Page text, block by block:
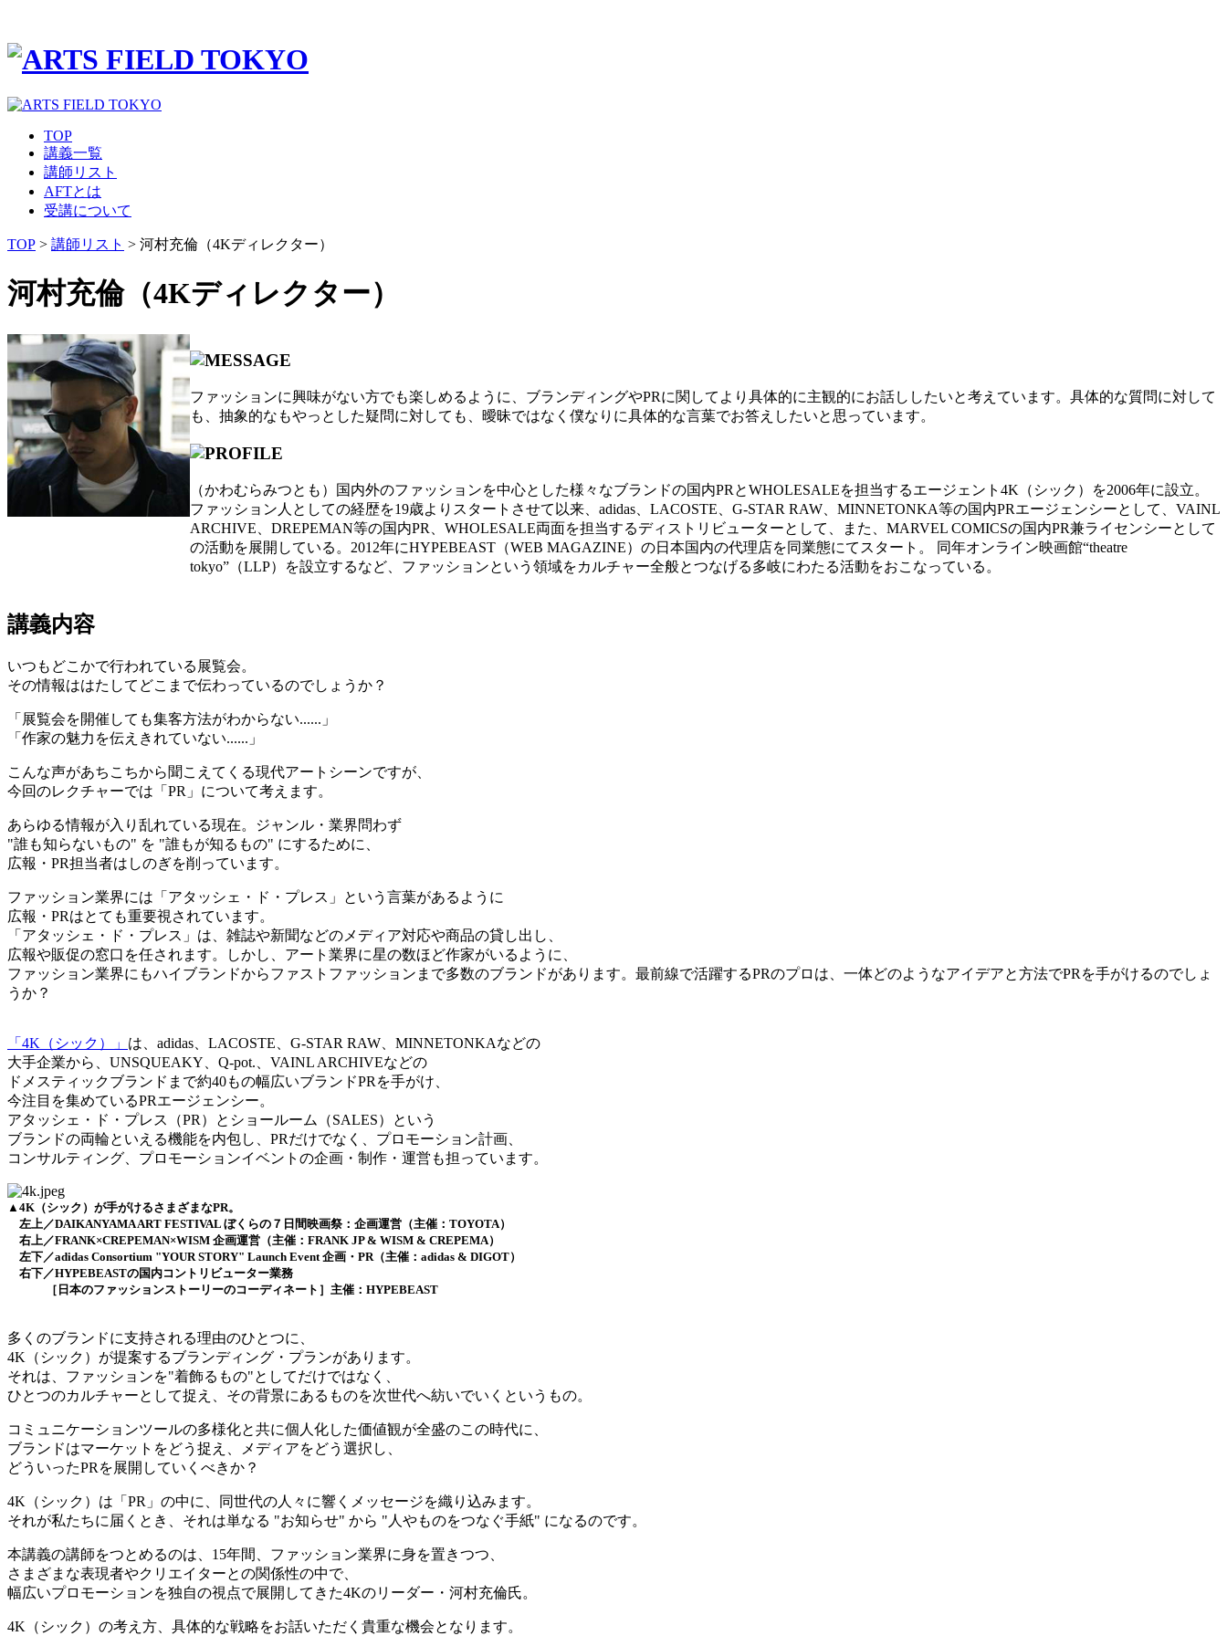
TOP
講義一覧
講師リスト
AFTとは
受講について
TOP > 講師リスト > 河村充倫（4Kディレクター）
河村充倫（4Kディレクター）
ファッションに興味がない方でも楽しめるように、ブランディングやPRに関してより具体的に主観的にお話ししたいと考えています。具体的な質問に対して
も、抽象的なもやっとした疑問に対しても、曖昧ではなく僕なりに具体的な言葉でお答えしたいと思っています。
（かわむらみつとも）国内外のファッションを中心とした様々なブランドの国内PRとWHOLESALEを担当するエージェント4K（シック）を2006年に設立。
ファッション人としての経歴を19歳よりスタートさせて以来、adidas、LACOSTE、G-STAR RAW、MINNETONKA等の国内PRエージェンシーとして、VAINL
ARCHIVE、DREPEMAN等の国内PR、WHOLESALE両面を担当するディストリビューターとして、また、MARVEL COMICSの国内PR兼ライセンシーとして
の活動を展開している。2012年にHYPEBEAST（WEB MAGAZINE）の日本国内の代理店を同業態にてスタート。 同年オンライン映画館“theatre
tokyo”（LLP）を設立するなど、ファッションという領域をカルチャー全般とつなげる多岐にわたる活動をおこなっている。
講義内容
いつもどこかで行われている展覧会。
その情報ははたしてどこまで伝わっているのでしょうか？
「展覧会を開催しても集客方法がわからない......」
「作家の魅力を伝えきれていない......」
こんな声があちこちから聞こえてくる現代アートシーンですが、
今回のレクチャーでは「PR」について考えます。
あらゆる情報が入り乱れている現在。ジャンル・業界問わず
"誰も知らないもの" を "誰もが知るもの" にするために、
広報・PR担当者はしのぎを削っています。
ファッション業界には「アタッシェ・ド・プレス」という言葉があるように
広報・PRはとても重要視されています。
「アタッシェ・ド・プレス」は、雑誌や新聞などのメディア対応や商品の貸し出し、
広報や販促の窓口を任されます。しかし、アート業界に星の数ほど作家がいるように、
ファッション業界にもハイブランドからファストファッションまで多数のブランドがあります。最前線で活躍するPRのプロは、一体どのようなアイデアと方法でPRを手がけるのでしょ
うか？
「4K（シック）」 は、adidas、LACOSTE、G-STAR RAW、MINNETONKAなどの
大手企業から、UNSQUEAKY、Q-pot.、VAINL ARCHIVEなどの
ドメスティックブランドまで約40もの幅広いブランドPRを手がけ、
今注目を集めているPRエージェンシー。
アタッシェ・ド・プレス（PR）とショールーム（SALES）という
ブランドの両輪といえる機能を内包し、PRだけでなく、プロモーション計画、
コンサルティング、プロモーションイベントの企画・制作・運営も担っています。
▲4K（シック）が手がけるさまざまなPR。
左上／DAIKANYAMA ART FESTIVAL ぼくらの７日間映画祭：企画運営（主催：TOYOTA）
右上／FRANK×CREPEMAN×WISM 企画運営（主催：FRANK JP & WISM & CREPEMA）
左下／adidas Consortium "YOUR STORY" Launch Event 企画・PR（主催：adidas & DIGOT）
右下／HYPEBEASTの国内コントリビューター業務
［日本のファッションストーリーのコーディネート］主催：HYPEBEAST
多くのブランドに支持される理由のひとつに、
4K（シック）が提案するブランディング・プランがあります。
それは、ファッションを"着飾るもの"としてだけではなく、
ひとつのカルチャーとして捉え、その背景にあるものを次世代へ紡いでいくというもの。
コミュニケーションツールの多様化と共に個人化した価値観が全盛のこの時代に、
ブランドはマーケットをどう捉え、メディアをどう選択し、
どういったPRを展開していくべきか？
4K（シック）は「PR」の中に、同世代の人々に響くメッセージを織り込みます。
それが私たちに届くとき、それは単なる "お知らせ" から "人やものをつなぐ手紙" になるのです。
本講義の講師をつとめるのは、15年間、ファッション業界に身を置きつつ、
さまざまな表現者やクリエイターとの関係性の中で、
幅広いプロモーションを独自の視点で展開してきた4Kのリーダー・河村充倫氏。
4K（シック）の考え方、具体的な戦略をお話いただく貴重な機会となります。